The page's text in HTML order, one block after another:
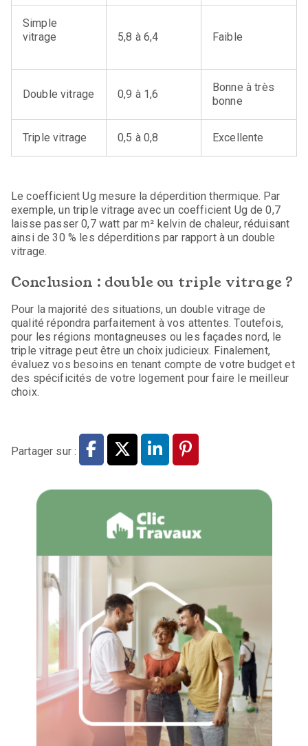
Simple
vitrage
5,8 à 6,4 Faible
Double vitrage 0,9 à 1,6
Bonne à très
bonne
Triple vitrage 0,5 à 0,8 Excellente
Le coefficient Ug mesure la déperdition thermique. Par
exemple, un triple vitrage avec un coefficient Ug de 0,7
laisse passer 0,7 watt par m² kelvin de chaleur, réduisant
ainsi de 30 % les déperditions par rapport à un double
vitrage.
Conclusion : double ou triple vitrage ?
Pour la majorité des situations, un double vitrage de
qualité répondra parfaitement à vos attentes. Toutefois,
pour les régions montagneuses ou les façades nord, le
triple vitrage peut être un choix judicieux. Finalement,
évaluez vos besoins en tenant compte de votre budget et
des spécificités de votre logement pour faire le meilleur
choix.
Partager sur :